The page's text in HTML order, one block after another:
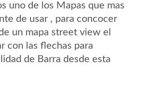
uno de los Mapas que mas
de usar , para concocer
un mapa street view el
con las flechas para
de Barra desde esta